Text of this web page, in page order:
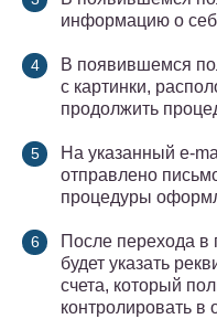
информацию о
В появившемся
с картинки,
продолжить
На указанный e-
отправлено
процедуры
После перехода
будет указать
счета, который
контролировать